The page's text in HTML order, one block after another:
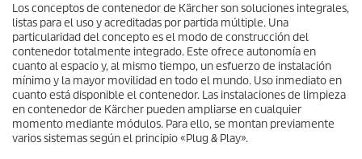
Los conceptos de contenedor de Kärcher son soluciones integrales,
listas para el uso y acreditadas por partida múltiple. Una
particularidad del concepto es el modo de construcción del
contenedor totalmente integrado. Este ofrece autonomía en
cuanto al espacio y, al mismo tiempo, un esfuerzo de instalación
mínimo y la mayor movilidad en todo el mundo. Uso inmediato en
cuanto está disponible el contenedor. Las instalaciones de limpieza
en contenedor de Kärcher pueden ampliarse en cualquier
momento mediante módulos. Para ello, se montan previamente
varios sistemas según el principio «Plug & Play».